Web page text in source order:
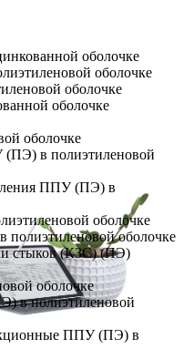
оболочке
оболочке
оболочке
оболочке
оболочке
в полиэтиленовой
ППУ (ПЭ) в
оболочке
оболочке
стыков (КЗС) (ПЭ)
оболочке
в полиэтиленовой
ППУ (ПЭ) в